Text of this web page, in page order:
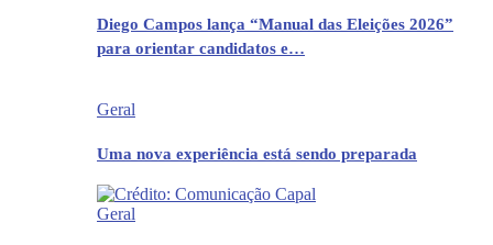
Diego Campos lança “Manual das Eleições 2026”
para orientar candidatos e…
Geral
Uma nova experiência está sendo preparada
Geral